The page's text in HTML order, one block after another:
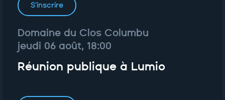
S'inscrire
Domaine du Clos Columbu
jeudi 06 août, 18:00
Réunion publique à Lumio